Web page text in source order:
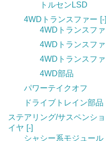
トルセンLSD
4WDトランスファー [-]
4WDトランスフ
4WDトランスフ
4WDトランスフ
4WD部品
パワーテイクオフ
ドライブトレイン部品
ステアリング/サスペンシ
イヤ [-]
シャシー系モジュール